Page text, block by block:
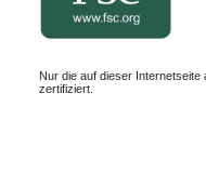
Nur die auf dieser
zertifiziert.